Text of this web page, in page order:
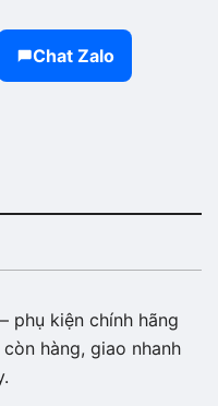
Chat Zalo
phụ kiện chính hãng
hàng, giao nhanh